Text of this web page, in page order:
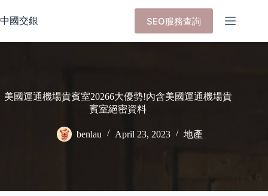
to
content
中國交銀 SEO服務查詢
美國運通機場貴賓室20266大優勢!內含美國運通機場貴
賓室絕密資料
benlau April 23, 2023 地產